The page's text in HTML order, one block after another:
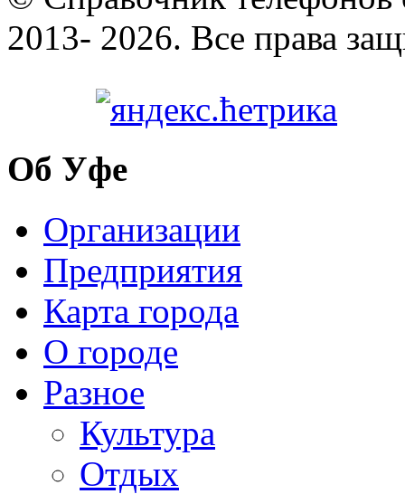
2013- 2026. Все права
Об Уфе
Организации
Предприятия
Карта города
О городе
Разное
Культура
Отдых